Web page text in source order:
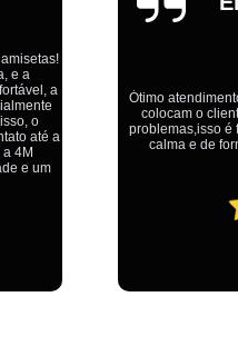
e a
a
o
até a
4M
e um
Ótimo
colocam o
problemas,isso é
calma e de